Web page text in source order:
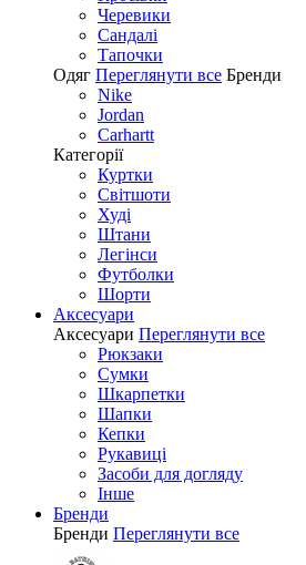
Черевики
Сандалі
Tапочки
Одяг Переглянути все Бренди
Nike
Jordan
Carhartt
Категорії
Куртки
Світшоти
Худі
Штани
Легінси
Футболки
Шорти
Аксесуари
Аксесуари Переглянути все
Рюкзаки
Сумки
Шкарпетки
Шапки
Кепки
Рукавиці
Засоби для догляду
Інше
Бренди
Бренди Переглянути все